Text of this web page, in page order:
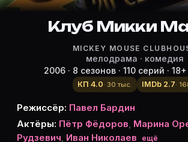
Иван Николаев
— Вик
Настя Задорожная — Василиса,
Анна Носатова — Роза
Анастасия Клюева — Полина
Никита Спиридонов — Пашка, друг
Валерия — играет саму себя
Слава — играет саму себя
Клуб Микки
MICKEY MOUSE
мелодрама · комедия
2006 · 8 сезонов · 110 серий ·
КП 4.0· 30 тыс. IMDb 2.7·
Режиссёр: Павел Бардин
Актёры: Пётр Фёдоров, Марина
Рудзевич, Иван Николаев ещё